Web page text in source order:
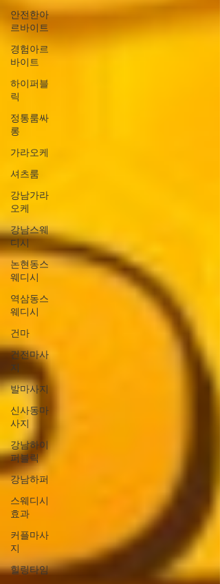
안전한아
르바이트
경험아르
바이트
하이퍼블
릭
정통룸싸
롱
가라오케
셔츠룸
강남가라
오케
강남스웨
디시
논현동스
웨디시
역삼동스
웨디시
건마
건전마사
지
발마사지
신사동마
사지
강남하이
퍼블릭
강남하퍼
스웨디시
효과
커플마사
지
힐링타임